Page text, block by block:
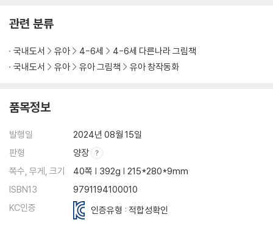
관련 분류
국내도서 유아 4-6세
4-6세 다른나라 그림책
국내도서
유아 유아 그림책 유아 창작동화
품목정보
발행일
2024년 08월 15일
판형
양장
쪽수, 무게, 크기
40쪽 | 392g | 215*280*9mm
ISBN13
9791194100010
KC인증
인증유형 : 적합성확인